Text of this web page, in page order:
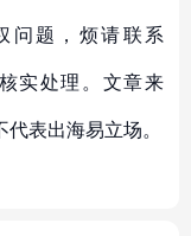
问题，烦请联系
实处理。文章来
表出海易立场。